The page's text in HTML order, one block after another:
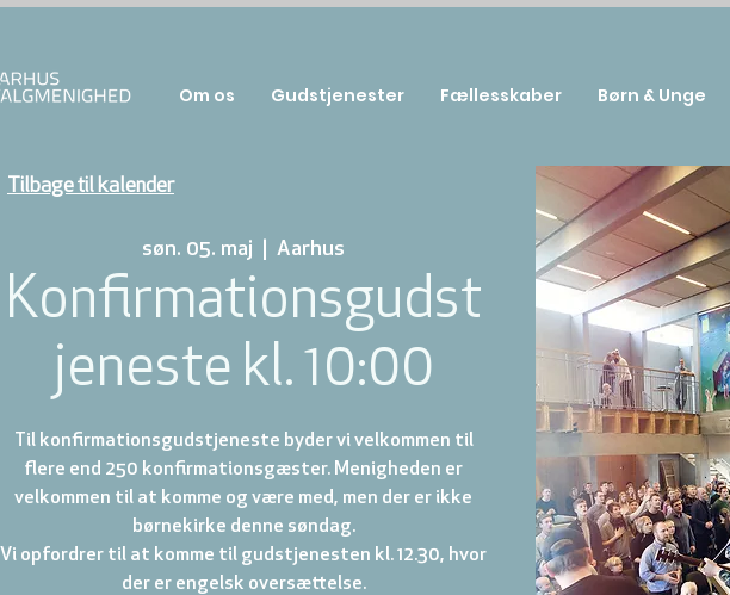
søn. 05. maj Aarhus
Konfirmationsgudst
jeneste kl. 10:00
Til konfirmationsgudstjeneste byder vi velkommen til
flere end 250 konfirmationsgæster. Menigheden er
velkommen til at komme og være med, men der er ikke
børnekirke denne søndag.
Vi opfordrer til at komme til gudstjenesten kl. 12.30, hvor
der er engelsk oversættelse.
Tilbage til kalender
Om os Gudstjenester Fællesskaber Børn & Unge